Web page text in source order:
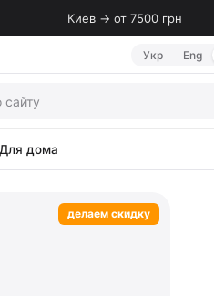
Киев → от 7500 грн
Укр Eng
Для дома
делаем скидку